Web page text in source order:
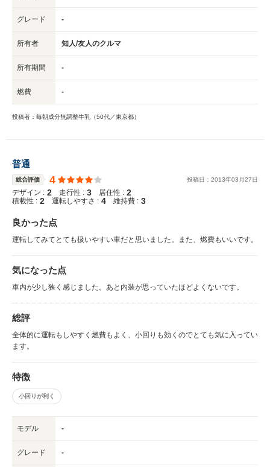
グレード -
所有者 知人/友人のクルマ
所有期間 -
燃費 -
投稿者：毎朝成分無調整牛乳（50代／東京都）
普通
総合評価 4 投稿日： 2013年03 月27日
デザイン : 2 走行性 : 3 居住性 : 2
積載性 : 2 運転しやすさ : 4 維持費 : 3
良かった点
運転してみてとても扱いやすい車だと思いました。また、燃費もいいです。
気になった点
車内が少し狭く感じました。あと内装が思っていたほどよくないです。
総評
全体的に運転もしやすく燃費もよく、小回りも効くのでとても気に入ってい
ます。
特徴
小回りが利く
モデル -
グレード -